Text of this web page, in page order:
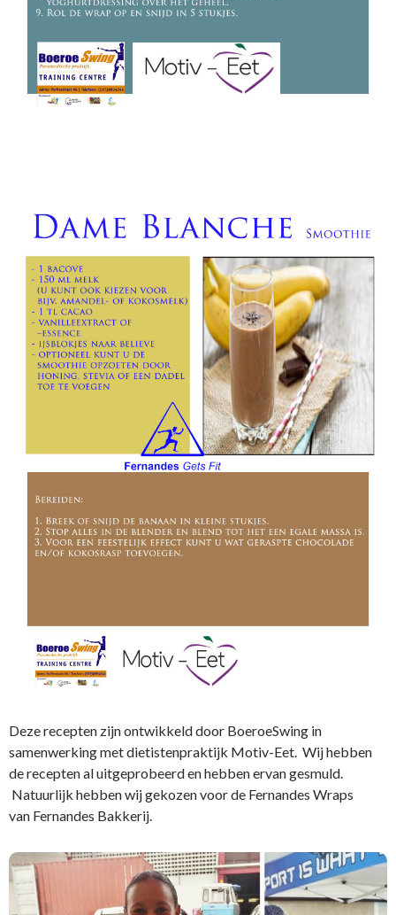
Deze recepten zijn ontwikkeld door BoeroeSwing in
samenwerking met dietistenpraktijk Motiv-Eet. Wij hebben
de recepten al uitgeprobeerd en hebben ervan gesmuld.
Natuurlijk hebben wij gekozen voor de Fernandes Wraps
van Fernandes Bakkerij.